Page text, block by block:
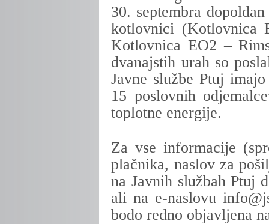
30. septembra
kotlovnici (Kotlovnica
Kotlovnica EO2 –
dvanajstih urah so
Javne službe Ptuj
15 poslovnih
toplotne energije.
Za vse informacije
plačnika, naslov za
na Javnih službah Ptuj
ali na e-naslovu
bodo redno objavljena